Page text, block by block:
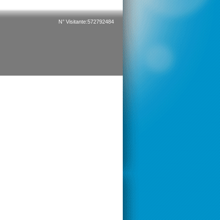
N° Visitante:572792484